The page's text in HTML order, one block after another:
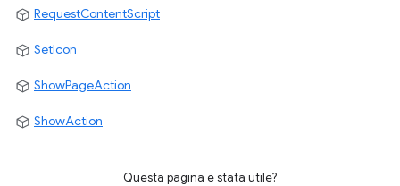
RequestContentScript
SetIcon
ShowPageAction
ShowAction
Questa pagina è stata utile?